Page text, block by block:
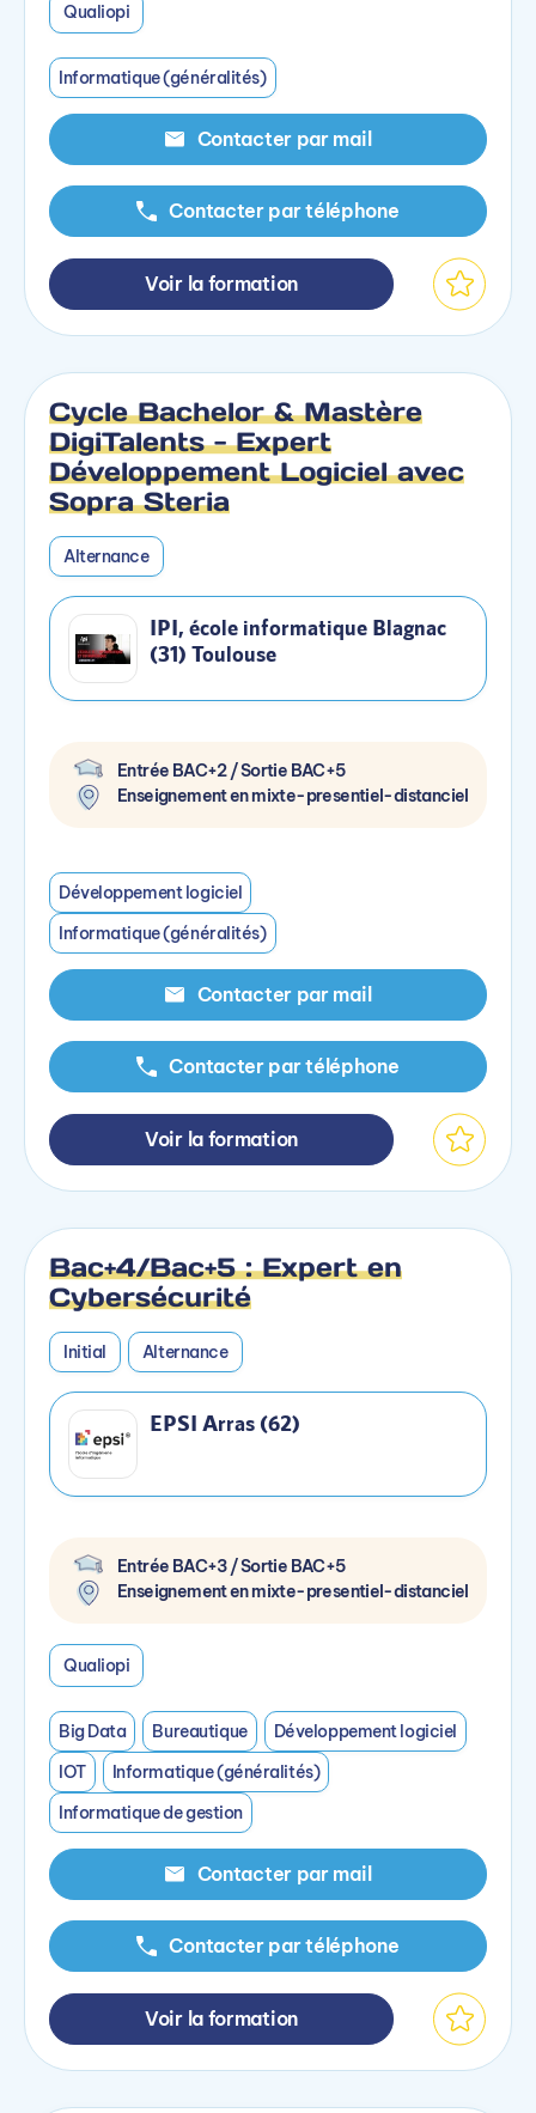
Qualiopi
Informatique (généralités)
Contacter par mail
Contacter par téléphone
Voir la formation
Cycle Bachelor & Mastère
DigiTalents - Expert
Développement Logiciel avec
Sopra Steria
Alternance
IPI, école informatique Blagnac
(31) Toulouse
Entrée BAC+2 / Sortie BAC+5
Enseignement en mixte-presentiel-distanciel
Développement logiciel
Informatique (généralités)
Contacter par mail
Contacter par téléphone
Voir la formation
Bac+4/Bac+5 : Expert en
Cybersécurité
Initial Alternance
EPSI Arras (62)
Entrée BAC+3 / Sortie BAC+5
Enseignement en mixte-presentiel-distanciel
Qualiopi
Big Data Bureautique
Développement logiciel
IOT
Informatique (généralités)
Informatique de gestion
Contacter par mail
Contacter par téléphone
Voir la formation